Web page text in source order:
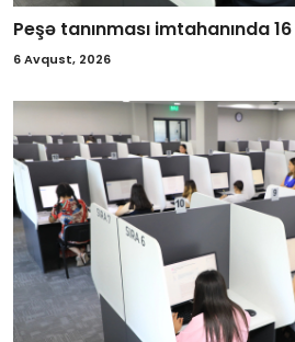
Peşə tanınması imtahanında
6 Avqust, 2026